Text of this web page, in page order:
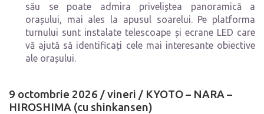
său se poate admira priveliștea panoramică a
orașului, mai ales la apusul soarelui. Pe platforma
turnului sunt instalate telescoape și ecrane LED care
vă ajută să identificați cele mai interesante obiective
ale orașului.
9 octombrie 2026 / vineri / KYOTO – NARA –
HIROSHIMA (cu shinkansen)